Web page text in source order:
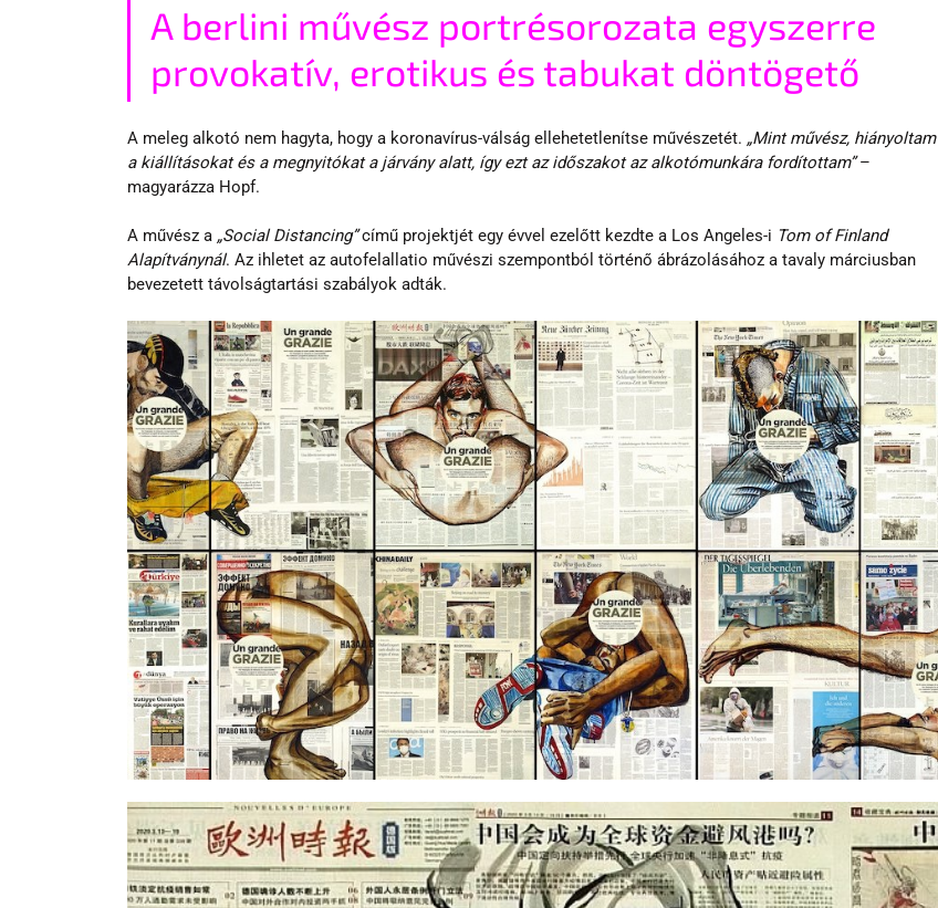
A berlini művész portrésorozata egyszerre
provokatív, erotikus és tabukat döntögető
A meleg alkotó nem hagyta, hogy a koronavírus-válság ellehetetlenítse művészetét. „Mint művész, hiányoltam
a kiállításokat és a megnyitókat a járvány alatt, így ezt az időszakot az alkotómunkára fordítottam” –
magyarázza Hopf.
A művész a „Social Distancing” című projektjét egy évvel ezelőtt kezdte a Los Angeles-i Tom of Finland
Alapítványnál. Az ihletet az autofelallatio művészi szempontból történő ábrázolásához a tavaly márciusban
bevezetett távolságtartási szabályok adták.